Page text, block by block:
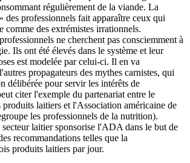
régulièrement de la viande. La
des professionnels fait apparaître ceux qui
comme des extrémistes irrationnels.
ne cherchent pas consciemment à
Ils ont été élevés dans le système et leur
est modelée par celui-ci. Il en va
propagateurs des mythes carnistes, qui
délibérée pour servir les intérêts de
citer l'exemple du partenariat entre le
laitiers et l'Association américaine de
les professionnels de la nutrition).
laitier sponsorise l'ADA dans le but de
recommandations telles que la
produits laitiers par jour.